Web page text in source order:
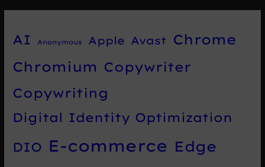
AI Anonymous Apple Avast
Chrome
Chromium Copywriter
Copywriting
Digital Identity Optimization
DIO E-commerce Edge